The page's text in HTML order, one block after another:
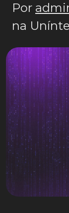
Por
na